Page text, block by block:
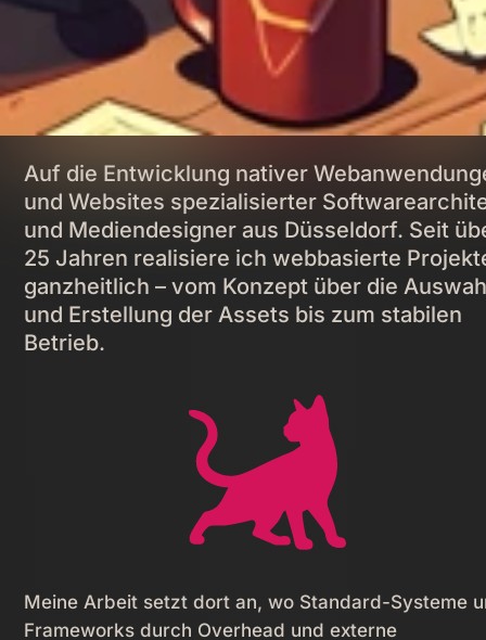
Auf die Entwicklung nativer
und Websites spezialisierter
und Mediendesigner aus Düsseldorf. Seit
25 Jahren realisiere ich webbasierte
ganzheitlich – vom Konzept über die
und Erstellung der Assets bis zum stabilen
Betrieb.
Meine Arbeit setzt dort an, wo Standard-Systeme
Frameworks durch Overhead und externe